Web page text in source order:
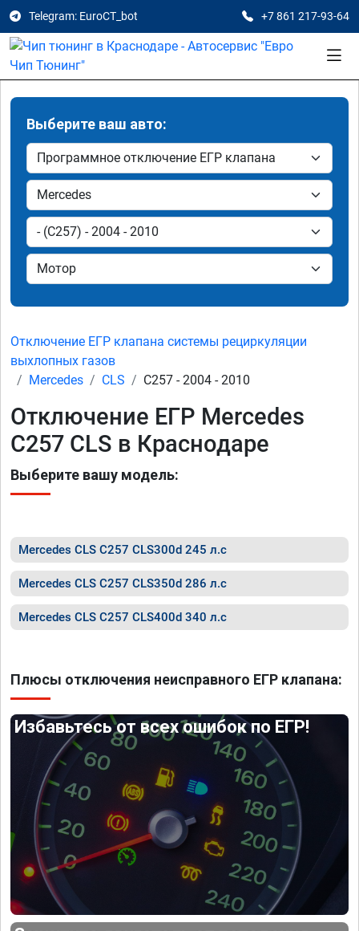
Telegram: EuroCT_bot +7 861 217-93-64
Выберите ваш авто:
Отключение ЕГР клапана системы рециркуляции
выхлопных газов
Mercedes
CLS C257 - 2004 - 2010
Отключение ЕГР Mercedes
C257 CLS в Краснодаре
Выберите вашу модель:
Mercedes CLS C257 CLS300d 245 л.с
Mercedes CLS C257 CLS350d 286 л.с
Mercedes CLS C257 CLS400d 340 л.с
Плюсы отключения неисправного ЕГР клапана:
Избавьтесь от всех ошибок по ЕГР!